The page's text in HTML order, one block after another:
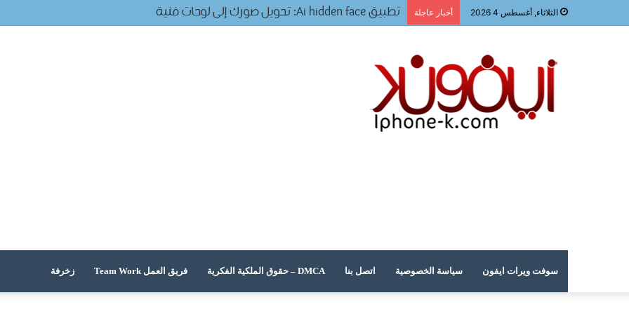
الثلاثاء, أغسطس 4 2026 أخبار عاجلة تحميل لعبه فيفا ٢٠٢٤ للجوال
سوفت ويرات ايفون سياسة الخصوصية اتصل بنا DMCA – حقوق الملكية الفكرية فريق العمل Team Work زخرفة